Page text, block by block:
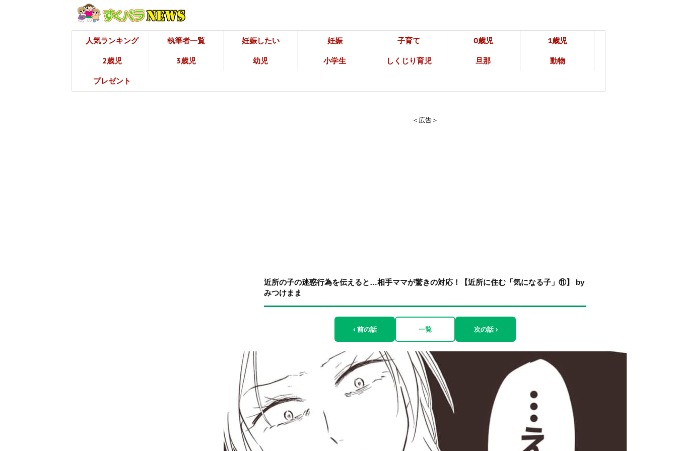
人気ランキング 執筆者一覧 妊娠したい 妊娠 子育て 0歳児 1歳児
2歳児 3歳児 幼児 小学生 しくじり育児 旦那 動物
プレゼント
＜広告＞
近所の子の迷惑行為を伝えると…相手ママが驚きの対応！【近所に住む「気になる子」⑪】 by
みつけまま
‹ 前の話 一覧 次の話 ›